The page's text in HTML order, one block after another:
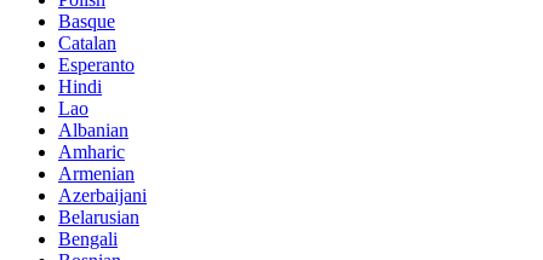
Basque
Catalan
Esperanto
Hindi
Lao
Albanian
Amharic
Armenian
Azerbaijani
Belarusian
Bengali